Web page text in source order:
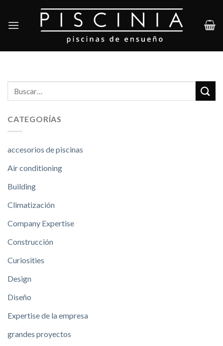
content
CATEGORÍAS
accesorios de piscinas
Air conditioning
Building
Climatización
Company Expertise
Construcción
Curiosities
Design
Diseño
Expertise de la empresa
grandes proyectos